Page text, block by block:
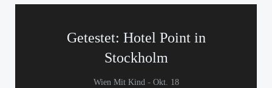
Getestet: Hotel Point in
Stockholm
Wien Mit Kind - Okt. 18